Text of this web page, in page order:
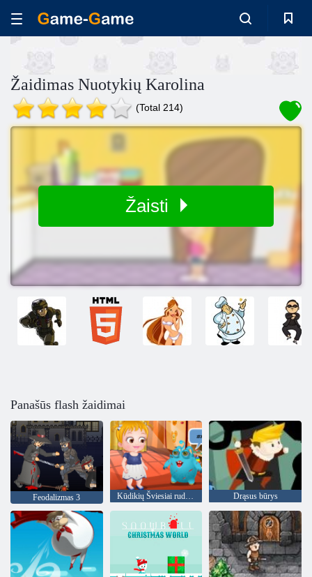
Žaidimas Nuotykių Karolina
(Total 214)
Žaisti
Panašūs flash žaidimai
Feodalizmas 3 Kūdikių Šviesiai ruda Alien draugui Drąsus būrys